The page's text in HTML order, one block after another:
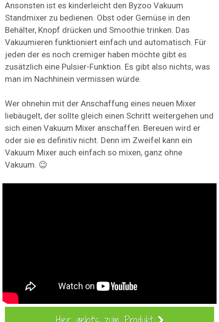
Ansonsten ist es kinderleicht den Byzoo Vakuum
Standmixer zu bedienen. Obst oder Gemüse in den
Behälter, Knopf drücken und Smoothie trinken. Das
Vakuumieren funktioniert einfach und automatisch. Für
jeden der es noch cremiger haben möchte gibt es
zusätzlich eine Pulsier-Funktion. Es gibt also nichts, was
man im Nachhinein vermissen würde.
Wer ohnehin mit der Anschaffung eines neuen Mixer
liebäugelt, der sollte gleich einen Schritt weitergehen und
sich einen Vakuum Mixer anschaffen. Bereuen wird er
oder sie es definitiv nicht. Denn im Zweifel kann ein
Vakuum Mixer auch einfach so mixen, ganz ohne
Vakuum. 😉